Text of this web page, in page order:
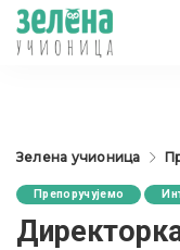
Зелена учионица
Препоручујемо